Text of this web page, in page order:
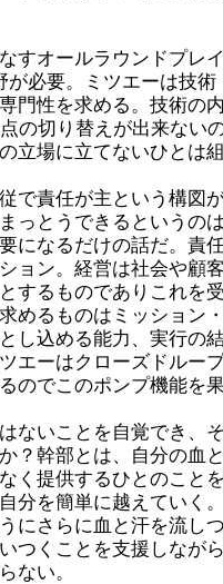
すオールラウンドプレ
が必要。ミツエーは技術
門性を求める。技術の
の切り替えが出来ない
立場に立てないひとは
で責任が主という構図
っとうできるというの
になるだけの話だ。責
ョン。経営は社会や顧
するものでありこれを
めるものはミッション
し込める能力、実行の
エーはクローズドルー
のでこのポンプ機能を
ないことを自覚でき、
？幹部とは、自分の血
く提供するひとのこと
分を簡単に越えていく
にさらに血と汗を流し
つくことを支援しなが
ない。